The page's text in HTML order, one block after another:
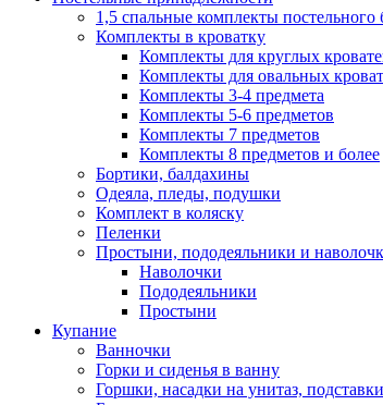
1,5 спальные комплекты постельного
Комплекты в кроватку
Комплекты для круглых
Комплекты для овальных
Комплекты 3-4 предмета
Комплекты 5-6 предметов
Комплекты 7 предметов
Комплекты 8 предметов и более
Бортики, балдахины
Одеяла, пледы, подушки
Комплект в коляску
Пеленки
Простыни, пододеяльники и
Наволочки
Пододеяльники
Простыни
Купание
Ванночки
Горки и сиденья в ванну
Горшки, насадки на унитаз, подставки